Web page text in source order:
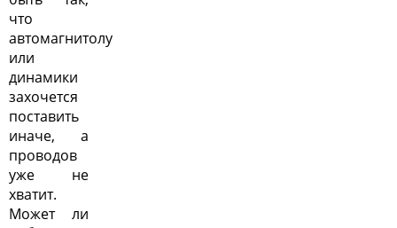
что
автомагнитолу
или
динамики
захочется
поставить
иначе, а
проводов
уже не
хватит.
Может ли